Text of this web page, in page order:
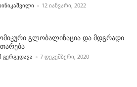
BY 12 ᲘᲐᲜᲕᲐᲠᲘ, 2022
გლობალიზაცია და მდგრადი
BY
ᲒᲔᲠᲒᲔᲓᲐᲕᲐ 7 ᲓᲔᲙᲔᲛᲑᲔᲠᲘ, 2020